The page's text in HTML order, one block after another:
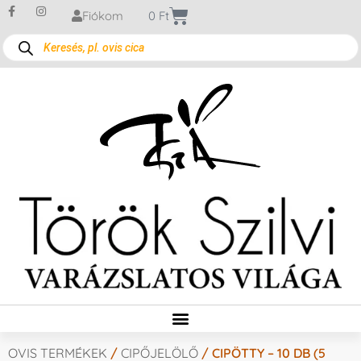
Fiókom 0 Ft
OVIS TERMÉKEK / CIPŐJELÖLŐ / CIPÖTTY – 10 DB (5